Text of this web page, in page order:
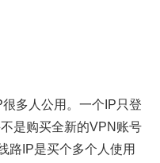
多人公用。一个IP只登
是购买全新的VPN账号
路IP是买个多个人使用